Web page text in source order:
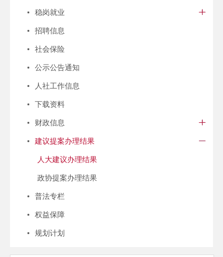
稳岗就业
招聘信息
社会保险
公示公告通知
人社工作信息
下载资料
财政信息
建议提案办理结果
人大建议办理结果
政协提案办理结果
普法专栏
权益保障
规划计划